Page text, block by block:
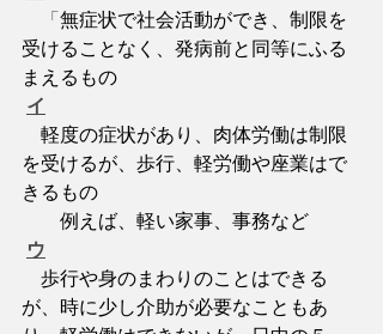
「無症状で社会活動ができ、制限を
受けることなく、発病前と同等にふる
まえるもの
イ
軽度の症状があり、肉体労働は制限
を受けるが、歩行、軽労働や座業はで
きるもの
例えば、軽い家事、事務など
ウ
歩行や身のまわりのことはできる
が、時に少し介助が必要なこともあ